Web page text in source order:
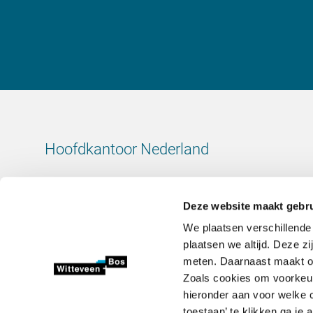
Deze website maakt
We plaatsen
plaatsen we altijd. Deze
meten. Daarnaast maakt
Zoals cookies om
hieronder aan voor welke
Hoofdkantoor Nederland
BTW-nummer: 800288920